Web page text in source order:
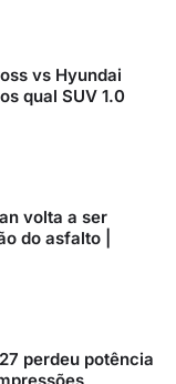
vs Hyundai
qual SUV 1.0
volta a ser
do asfalto |
perdeu potência